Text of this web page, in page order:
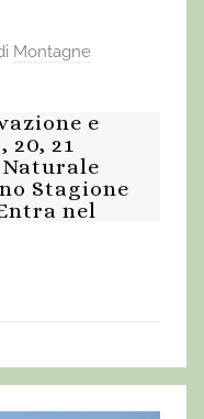
Montagne
e
21
Stagione
nel